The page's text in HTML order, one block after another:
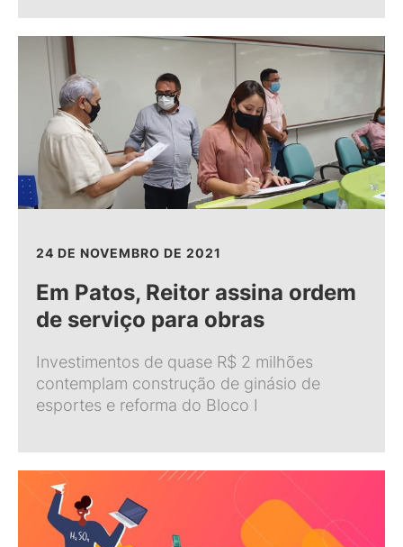
24 DE NOVEMBRO DE 2021
Em Patos, Reitor assina ordem
de serviço para obras
Investimentos de quase R$ 2 milhões
contemplam construção de ginásio de
esportes e reforma do Bloco I